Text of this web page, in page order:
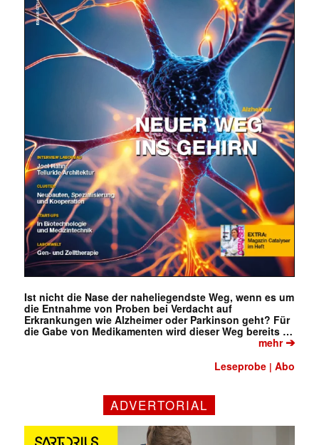
Ist nicht die Nase der naheliegendste Weg, wenn es um
die Entnahme von Proben bei Verdacht auf
Erkrankungen wie Alzheimer oder Parkinson geht? Für
die Gabe von Medikamenten wird dieser Weg bereits …
mehr➔
Leseprobe |Abo
ADVERTORIAL